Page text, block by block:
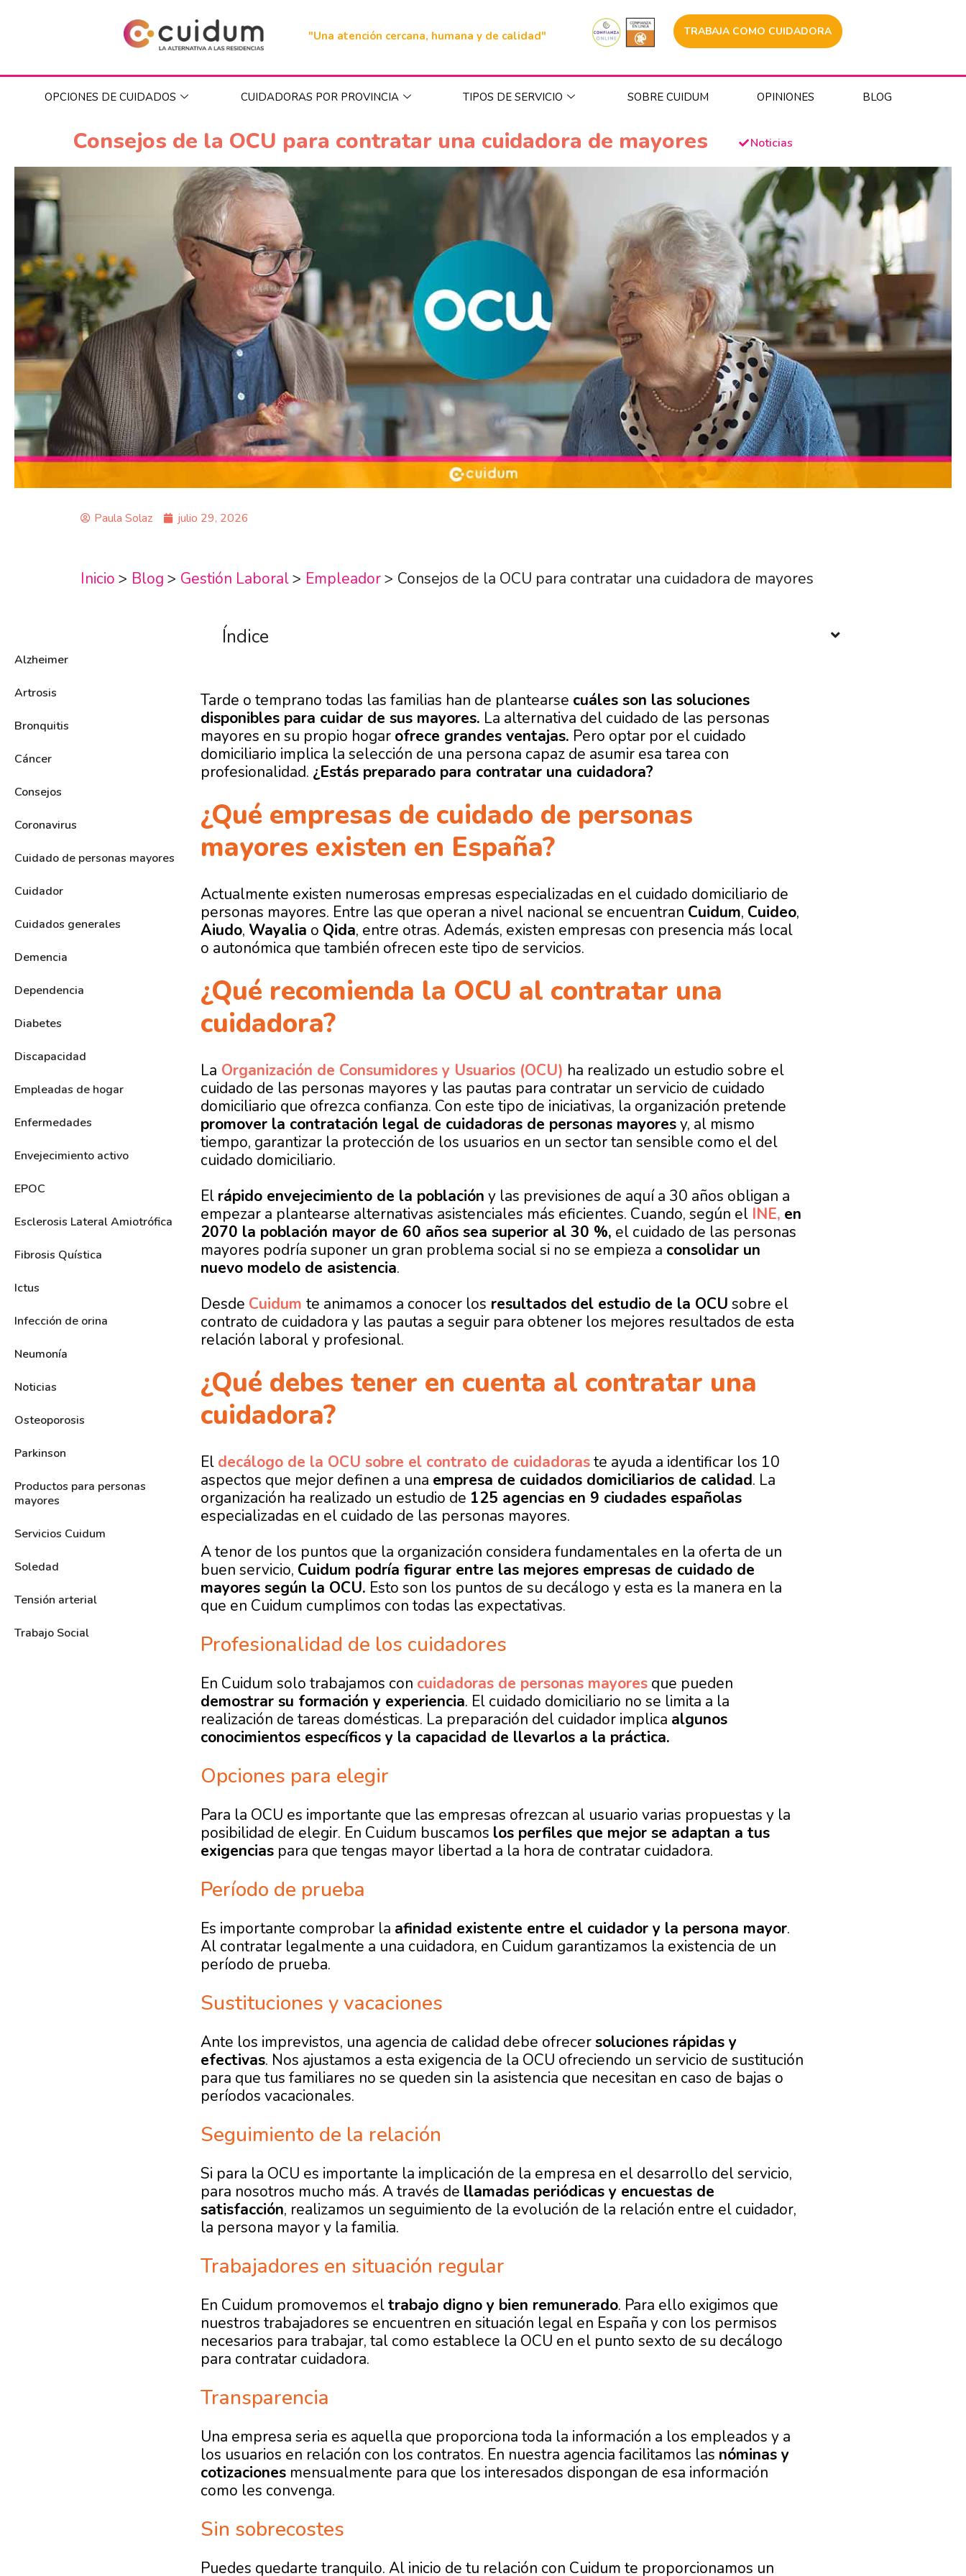
"Una atención cercana, humana y de calidad" TRABAJA COMO CUIDADORA
OPCIONES DE CUIDADOS CUIDADORAS POR PROVINCIA TIPOS DE SERVICIO SOBRE CUIDUM OPINIONES BLOG
Consejos de la OCU para contratar una cuidadora de mayores Noticias
Paula Solaz julio 29, 2026
Inicio > Blog > Gestión Laboral> Empleador> Consejos de la OCU para contratar una cuidadora de mayores
Alzheimer
Artrosis
Bronquitis
Cáncer
Consejos
Coronavirus
Cuidado de personas mayores
Cuidador
Cuidados generales
Demencia
Dependencia
Diabetes
Discapacidad
Empleadas de hogar
Enfermedades
Envejecimiento activo
EPOC
Esclerosis Lateral Amiotrófica
Fibrosis Quística
Ictus
Infección de orina
Neumonía
Noticias
Osteoporosis
Parkinson
Productos para personas
mayores
Servicios Cuidum
Soledad
Tensión arterial
Trabajo Social
Índice
Tarde o temprano todas las familias han de plantearse cuáles son las soluciones
disponibles para cuidar de sus mayores. La alternativa del cuidado de las personas
mayores en su propio hogar ofrece grandes ventajas. Pero optar por el cuidado
domiciliario implica la selección de una persona capaz de asumir esa tarea con
profesionalidad. ¿Estás preparado para contratar una cuidadora?
¿Qué empresas de cuidado de personas
mayores existen en España?
Actualmente existen numerosas empresas especializadas en el cuidado domiciliario de
personas mayores. Entre las que operan a nivel nacional se encuentran Cuidum, Cuideo,
Aiudo, Wayalia o Qida, entre otras. Además, existen empresas con presencia más local
o autonómica que también ofrecen este tipo de servicios.
¿Qué recomienda la OCU al contratar una
cuidadora?
La Organización de Consumidores y Usuarios (OCU) ha realizado un estudio sobre el
cuidado de las personas mayores y las pautas para contratar un servicio de cuidado
domiciliario que ofrezca confianza. Con este tipo de iniciativas, la organización pretende
promover la contratación legal de cuidadoras de personas mayoresy, al mismo
tiempo, garantizar la protección de los usuarios en un sector tan sensible como el del
cuidado domiciliario.
El rápido envejecimiento de la población y las previsiones de aquí a 30 años obligan a
empezar a plantearse alternativas asistenciales más eficientes. Cuando, según el INE, en
2070 la población mayor de 60 años sea superior al 30 %, el cuidado de las personas
mayores podría suponer un gran problema social si no se empieza a consolidar un
nuevo modelo de asistencia.
Desde Cuidum te animamos a conocer los resultados del estudio de la OCU sobre el
contrato de cuidadora y las pautas a seguir para obtener los mejores resultados de esta
relación laboral y profesional.
¿Qué debes tener en cuenta al contratar una
cuidadora?
El decálogo de la OCU sobre el contrato de cuidadoraste ayuda a identificar los 10
aspectos que mejor definen a una empresa de cuidados domiciliarios de calidad. La
organización ha realizado un estudio de 125 agencias en 9 ciudades españolas
especializadas en el cuidado de las personas mayores.
A tenor de los puntos que la organización considera fundamentales en la oferta de un
buen servicio, Cuidum podría figurar entre las mejores empresas de cuidado de
mayores según la OCU. Esto son los puntos de su decálogo y esta es la manera en la
que en Cuidum cumplimos con todas las expectativas.
Profesionalidad de los cuidadores
En Cuidum solo trabajamos con cuidadoras de personas mayoresque pueden
demostrar su formación y experiencia. El cuidado domiciliario no se limita a la
realización de tareas domésticas. La preparación del cuidador implica algunos
conocimientos específicos y la capacidad de llevarlos a la práctica.
Opciones para elegir
Para la OCU es importante que las empresas ofrezcan al usuario varias propuestas y la
posibilidad de elegir. En Cuidum buscamos los perfiles que mejor se adaptan a tus
exigenciaspara que tengas mayor libertad a la hora de contratar cuidadora.
Período de prueba
Es importante comprobar la afinidad existente entre el cuidador y la persona mayor.
Al contratar legalmente a una cuidadora, en Cuidum garantizamos la existencia de un
período de prueba.
Sustituciones y vacaciones
Ante los imprevistos, una agencia de calidad debe ofrecersoluciones rápidas y
efectivas. Nos ajustamos a esta exigencia de la OCU ofreciendo un servicio de sustitución
para que tus familiares no se queden sin la asistencia que necesitan en caso de bajas o
períodos vacacionales.
Seguimiento de la relación
Si para la OCU es importante la implicación de la empresa en el desarrollo del servicio,
para nosotros mucho más. A través de llamadas periódicas y encuestas de
satisfacción, realizamos un seguimiento de la evolución de la relación entre el cuidador,
la persona mayor y la familia.
Trabajadores en situación regular
En Cuidum promovemos eltrabajo digno y bien remunerado. Para ello exigimos que
nuestros trabajadores se encuentren en situación legal en España y con los permisos
necesarios para trabajar, tal como establece la OCU en el punto sexto de su decálogo
para contratar cuidadora.
Transparencia
Una empresa seria es aquella que proporciona toda la información a los empleados y a
los usuarios en relación con los contratos. En nuestra agencia facilitamos las nóminas y
cotizacionesmensualmente para que los interesados dispongan de esa información
como les convenga.
Sin sobrecostes
Puedes quedarte tranquilo. Al inicio de tu relación con Cuidum te proporcionamos un